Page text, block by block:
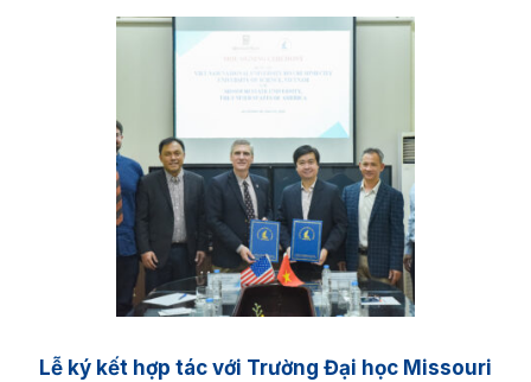
Lễ ký kết hợp tác với Trường Đại học Missouri